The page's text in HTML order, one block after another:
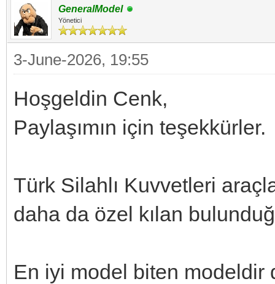
GeneralModel
Yönetici
3-June-2026, 19:55
Hoşgeldin Cenk,
Paylaşımın için teşekkürler.
Türk Silahlı Kuvvetleri
daha da özel kılan
En iyi model biten modeldir